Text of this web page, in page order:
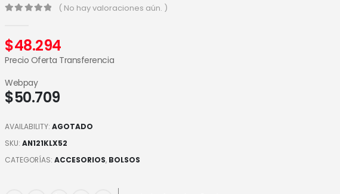
( No hay valoraciones aún. )
$48.294
Precio Oferta Transferencia
$50.709
Webpay
AVAILABILITY: AGOTADO
SKU: AN121KLX52
CATEGORÍAS: ACCESORIOS, BOLSOS